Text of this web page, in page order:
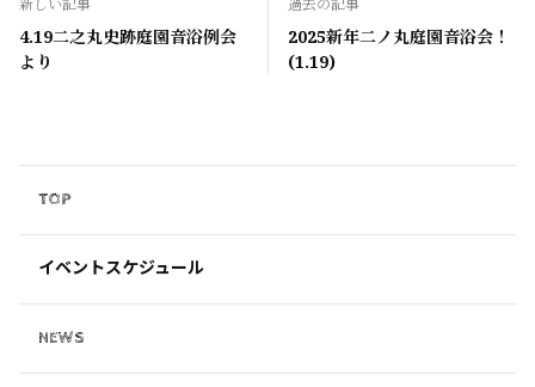
4.19二之丸史跡庭園音浴例会
より
2025新年二ノ丸庭園音浴会！
(1.19)
TOP
イベントスケジュール
NEWS